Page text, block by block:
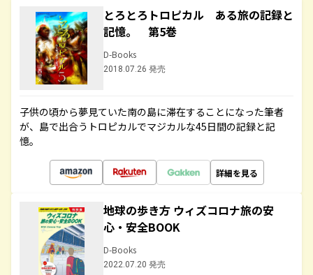
とろとろトロピカル ある旅の記録と
記憶。 第5巻
D-Books
2018.07.26 発売
子供の頃から夢見ていた南の島に滞在することになった筆者
が、島で出合うトロピカルでマジカルな45日間の記録と記
憶。
詳細を見る
地球の歩き方 ウィズコロナ旅の安
心・安全BOOK
D-Books
2022.07.20 発売